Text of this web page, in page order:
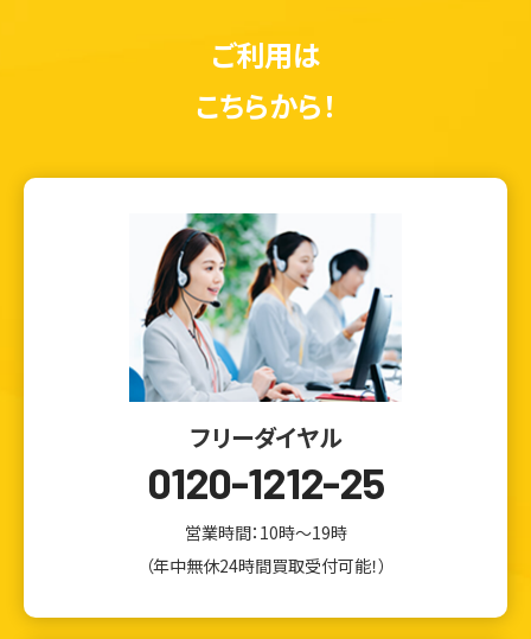
ご利用は
こちらから！
フリーダイヤル
0120-1212-25
営業時間：10時～19時
（年中無休24時間買取受付可能！）